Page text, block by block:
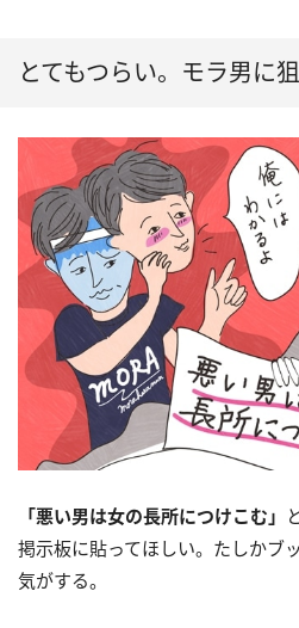
とてもつらい。モラ男に
「悪い男は女の長所につけこむ」
掲示板に貼ってほしい。たしかブ
気がする。